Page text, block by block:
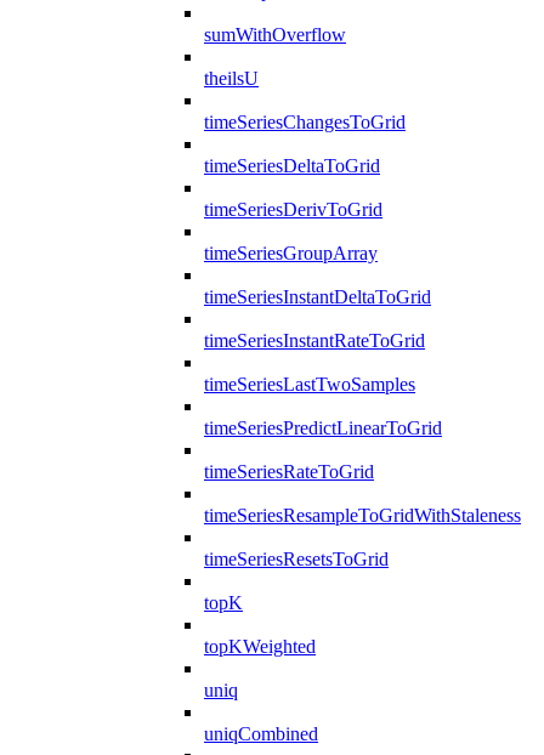
sumWithOverflow
theilsU
timeSeriesChangesToGrid
timeSeriesDeltaToGrid
timeSeriesDerivToGrid
timeSeriesGroupArray
timeSeriesInstantDeltaToGrid
timeSeriesInstantRateToGrid
timeSeriesLastTwoSamples
timeSeriesPredictLinearToGrid
timeSeriesRateToGrid
timeSeriesResampleToGridWithStaleness
timeSeriesResetsToGrid
topK
topKWeighted
uniq
uniqCombined